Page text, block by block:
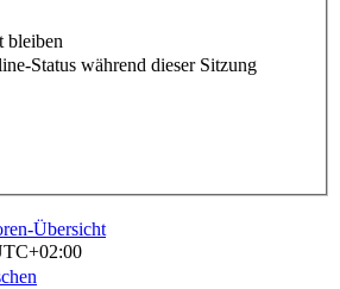
bleiben
Status während dieser Sitzung
Übersicht